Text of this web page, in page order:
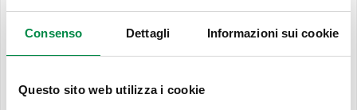
Consenso Dettagli Informazioni sui cookie
Questo sito web utilizza i cookie
Bilancio d'esercizio 2022 completo pubblicato il
18/07/2023
(4.14 MB)
(formato ods)(56.48 KB)